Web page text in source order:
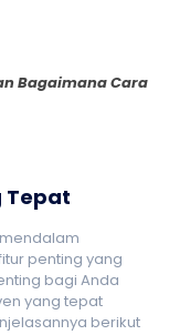
Bagaimana Cara
Tepat
penting yang
bagi Anda
yang tepat
berikut